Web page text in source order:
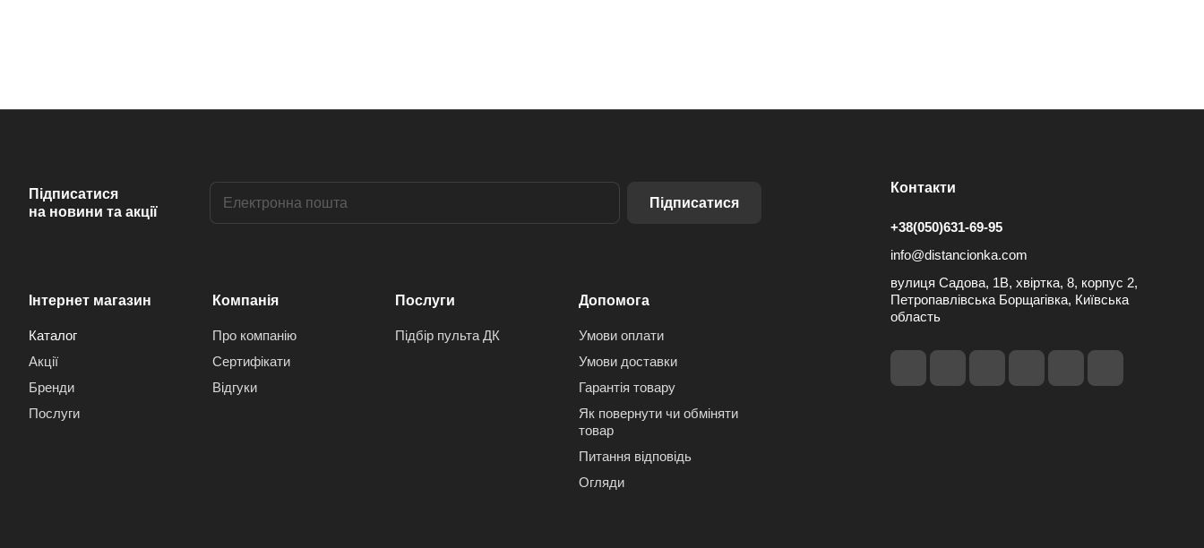
Підписатися
на новини та акції
Підписатися
Інтернет магазин
Каталог
Акції
Бренди
Послуги
Компанія
Про компанію
Сертифікати
Відгуки
Послуги
Підбір пульта ДК
Допомога
Умови оплати
Умови доставки
Гарантія товару
Як повернути чи обміняти
товар
Питання відповідь
Огляди
Контакти
+38(050)631-69-95
info@distancionka.com
вулиця Садова, 1В, хвіртка, 8, корпус 2,
Петропавлівська Борщагівка, Київська
область